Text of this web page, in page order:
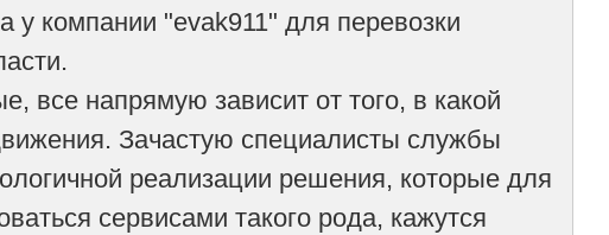
у компании "evak911" для перевозки
все напрямую зависит от того, в какой
Зачастую специалисты службы
реализации решения, которые для
сервисами такого рода, кажутся